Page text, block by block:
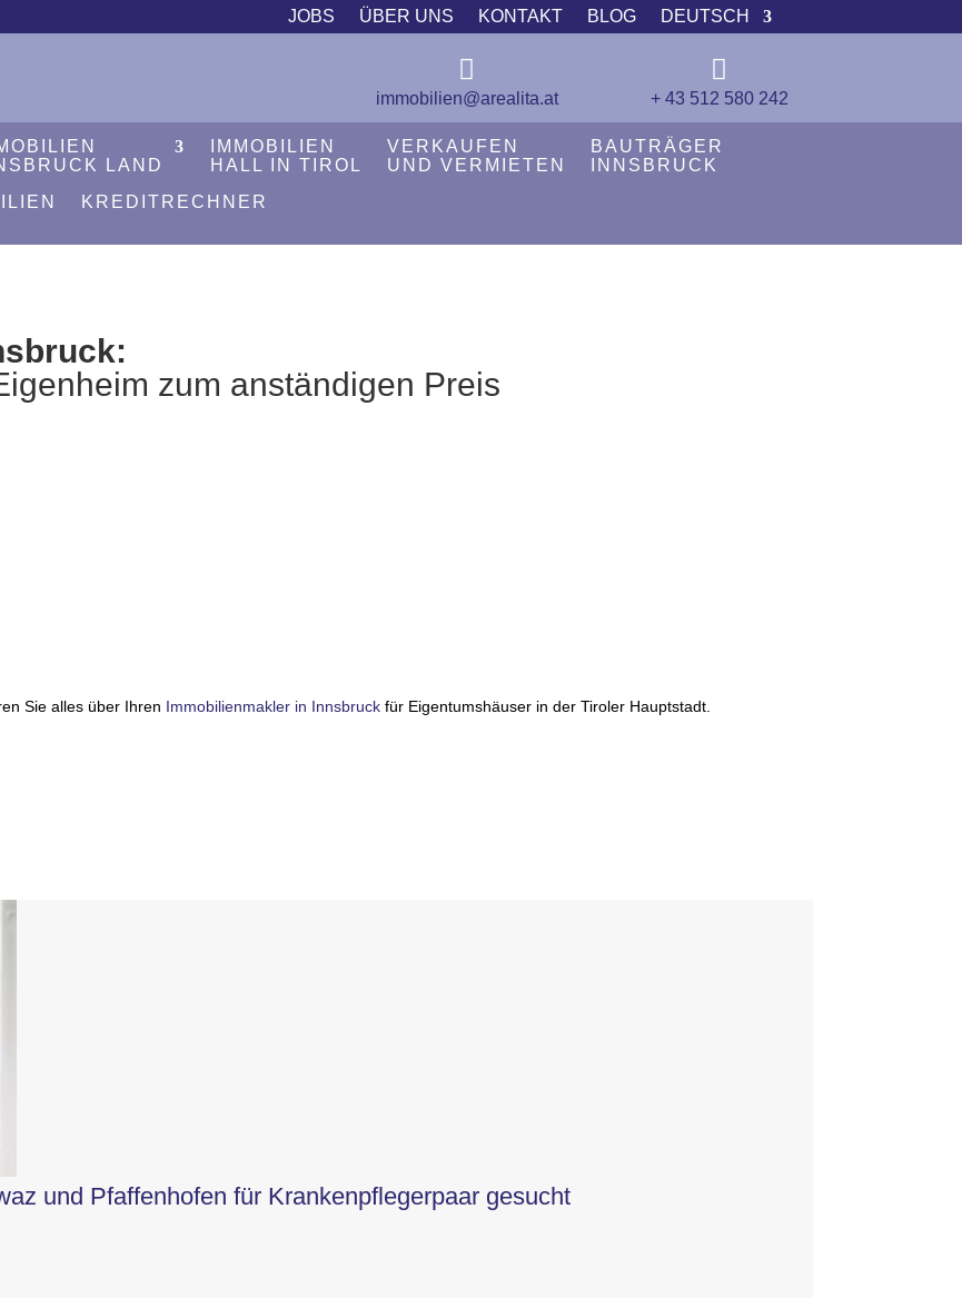
JOBS ÜBER UNS KONTAKT BLOG DEUTSCH

immobilien@arealita.at

+ 43 512 580 242
LAND
IMMOBILIEN
HALL IN TIROL
VERKAUFEN
UND VERMIETEN
BAUTRÄGER
INNSBRUCK
KREDITRECHNER
zum anständigen Preis
Sie alles über Ihren Immobilienmakler in Innsbruck für Eigentumshäuser in der Tiroler Hauptstadt.
und Pfaffenhofen für Krankenpflegerpaar gesucht